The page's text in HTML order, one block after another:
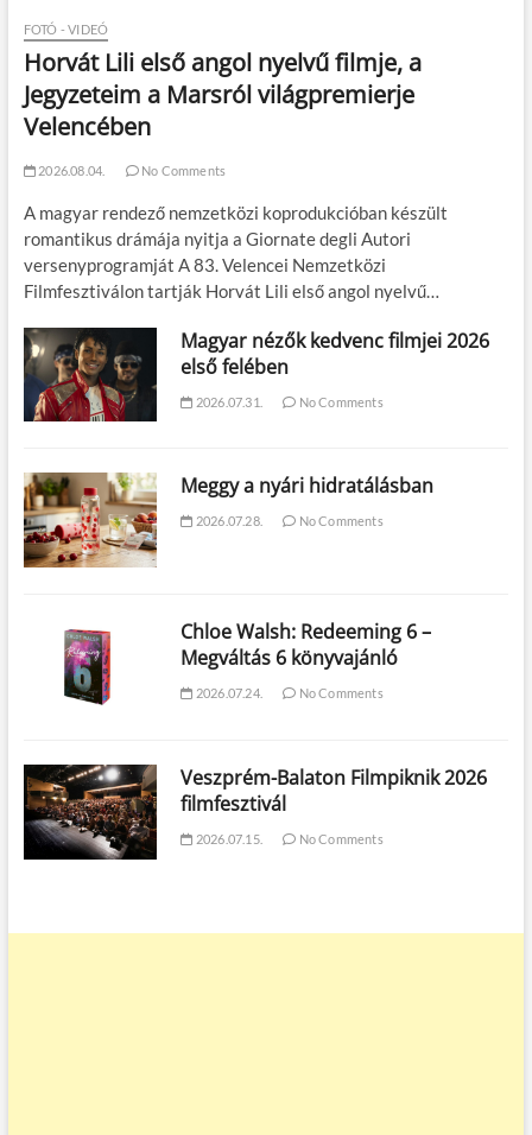
FOTÓ - VIDEÓ
Horvát Lili első angol nyelvű filmje, a
Jegyzeteim a Marsról világpremierje
Velencében
2026.08.04. No Comments
A magyar rendező nemzetközi koprodukcióban készült
romantikus drámája nyitja a Giornate degli Autori
versenyprogramját A 83. Velencei Nemzetközi
Filmfesztiválon tartják Horvát Lili első angol nyelvű…
Magyar nézők kedvenc filmjei 2026
első felében
2026.07.31. No Comments
Meggy a nyári hidratálásban
2026.07.28. No Comments
Chloe Walsh: Redeeming 6 –
Megváltás 6 könyvajánló
2026.07.24. No Comments
Veszprém-Balaton Filmpiknik 2026
filmfesztivál
2026.07.15. No Comments